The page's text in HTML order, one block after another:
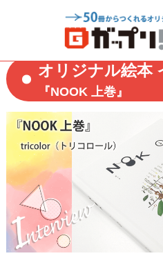
オリジナル絵本
『NOOK 上巻』